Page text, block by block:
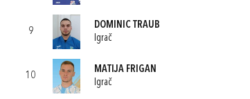
9
DOMINIC TRAUB
Igrač
10
MATIJA FRIGAN
Igrač